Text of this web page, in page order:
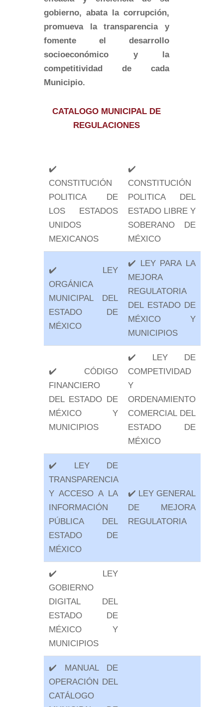
gobierno, abata la corrupción,
promueva la transparencia y
fomente el desarrollo
socioeconómico y la
competitividad de cada
Municipio.
CATALOGO MUNICIPAL DE
REGULACIONES
✔️
CONSTITUCIÓN
POLITICA DE
LOS ESTADOS
UNIDOS
MEXICANOS
✔️
CONSTITUCIÓN
POLITICA DEL
ESTADO LIBRE Y
SOBERANO DE
MÉXICO
✔️ LEY
ORGÁNICA
MUNICIPAL DEL
ESTADO DE
MÉXICO
✔️ LEY PARA LA
MEJORA
REGULATORIA
DEL ESTADO DE
MÉXICO Y
MUNICIPIOS
✔️ CÓDIGO
FINANCIERO
DEL ESTADO DE
MÉXICO Y
MUNICIPIOS
✔️ LEY DE
COMPETIVIDAD
Y
ORDENAMIENTO
COMERCIAL DEL
ESTADO DE
MÉXICO
✔️ LEY DE
TRANSPARENCIA
Y ACCESO A LA
INFORMACIÓN
PÚBLICA DEL
ESTADO DE
MÉXICO
✔️ LEY GENERAL
DE MEJORA
REGULATORIA
✔️ LEY
GOBIERNO
DIGITAL DEL
ESTADO DE
MÉXICO Y
MUNICIPIOS
✔️ MANUAL DE
OPERACIÓN DEL
CATÁLOGO